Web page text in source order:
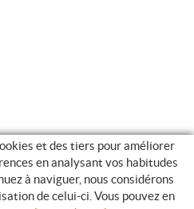
ACHATS
et des tiers pour améliorer
en analysant vos habitudes
à naviguer, nous considérons
de celui-ci. Vous pouvez en